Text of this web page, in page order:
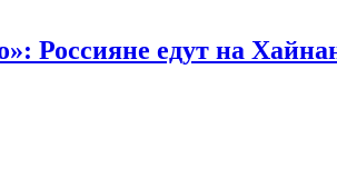
Россияне едут на